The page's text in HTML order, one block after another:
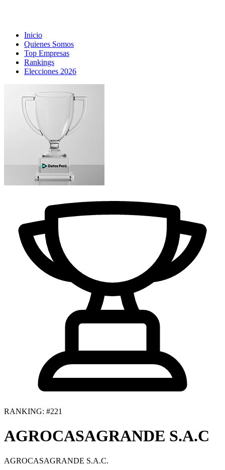
Inicio
Quienes Somos
Top Empresas
Rankings
Elecciones 2026
RANKING: #221
AGROCASAGRANDE S.A.C
AGROCASAGRANDE S.A.C.